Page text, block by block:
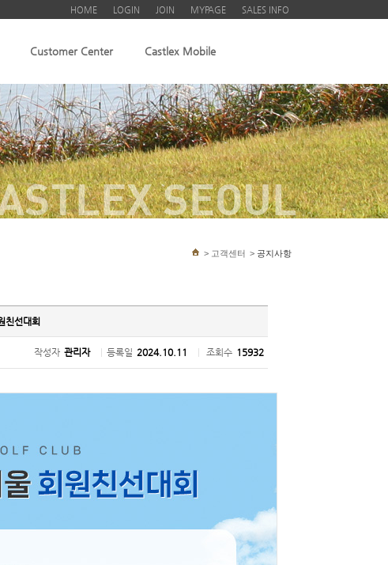
HOME LOGIN JOIN MYPAGE SALES INFO
Customer Center Castlex Mobile
SEOUL
> 고객센터 > 공지사항
친선대회
작성자 관리자 등록일 2024.10.11 조회수 15932